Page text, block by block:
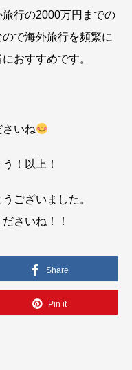
行の2000万円までの
で海外旅行を頻繁に
おすすめです。
いね
！以上！
ございました。
さいね！！
Share
Pin it